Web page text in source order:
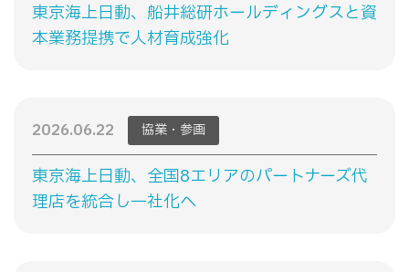
東京海上日動、船井総研ホールディングスと資
本業務提携で人材育成強化
2026.06.22 協業・参画
東京海上日動、全国8エリアのパートナーズ代
理店を統合し一社化へ